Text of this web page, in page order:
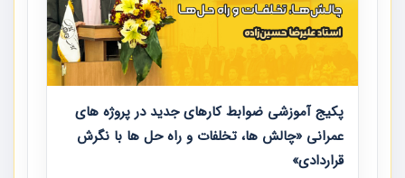
پکیج آموزشی ضوابط کارهای جدید در پروژه های
عمرانی «چالش ها، تخلفات و راه حل ها با نگرش
قراردادی»